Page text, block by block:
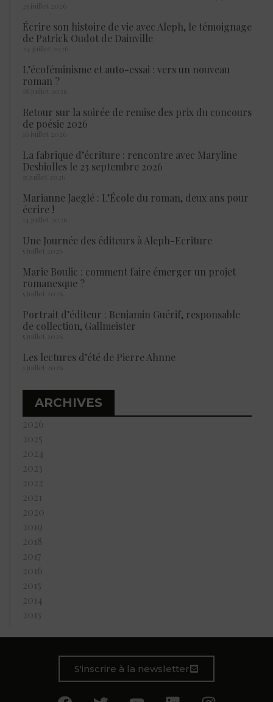
25 juillet 2026
Écrire son histoire de vie avec Aleph, le témoignage
de Patrick Oudot de Dainville
24 juillet 2026
L’écoféminisme et auto-essai : vers un nouveau
roman ?
18 juillet 2026
Retour sur la soirée de remise des prix du concours
de poésie 2026
16 juillet 2026
La fabrique d’écriture : rencontre avec Maryline
Desbiolles le 23 septembre 2026
15 juillet 2026
Marianne Jaeglé : L’École du roman, deux ans pour
écrire !
14 juillet 2026
Une Journée des éditeurs à Aleph-Ecriture
5 juillet 2026
Marie Boulic : comment faire émerger un projet
romanesque ?
5 juillet 2026
Portrait d’éditeur : Benjamin Guérif, responsable
de collection, Gallmeister
5 juillet 2026
Les lectures d’été de Pierre Ahnne
1 juillet 2026
ARCHIVES
2026
2025
2024
2023
2022
2021
2020
2019
2018
2017
2016
2015
2014
2013
S'inscrire à la newsletter